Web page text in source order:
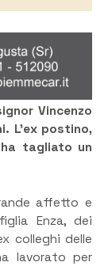
Vincenzo
L’ex postino,
tagliato un
affetto e
Enza, dei
colleghi delle
lavorato per